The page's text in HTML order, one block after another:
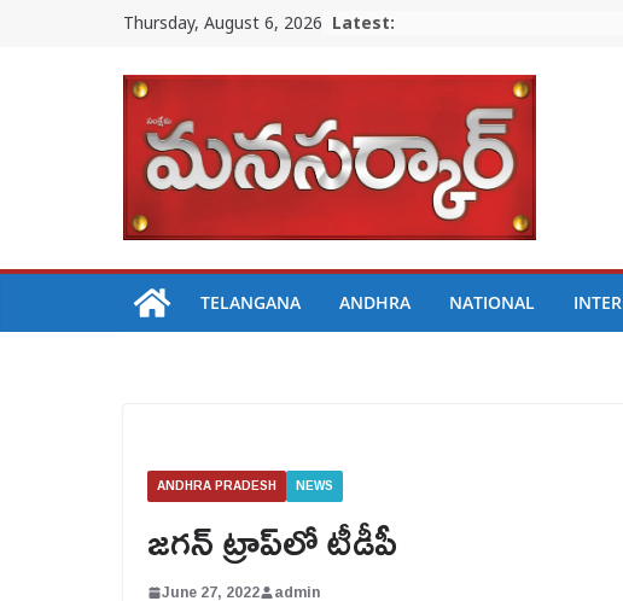
Thursday, August 6, 2026 Latest:
TELANGANA ANDHRA NATIONAL
ANDHRA PRADESH NEWS
జగన్ ట్రాప్‌‌లో టీడీపీ
June 27, 2022 admin